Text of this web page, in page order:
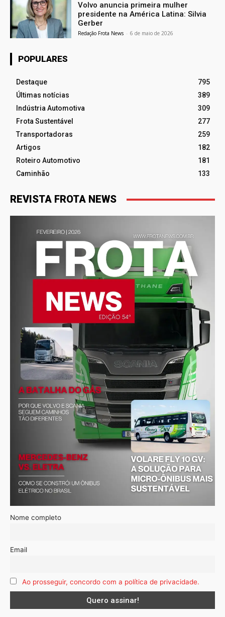
Volvo anuncia primeira mulher
presidente na América Latina: Silvia
Gerber
Redação Frota News - 6 de maio de 2026
POPULARES
Destaque
795
Últimas notícias
389
Indústria Automotiva
309
Frota Sustentável
277
Transportadoras
259
Artigos
182
Roteiro Automotivo
181
Caminhão
133
REVISTA FROTA NEWS
Nome completo
Email
Ao prosseguir, concordo com a política de privacidade.